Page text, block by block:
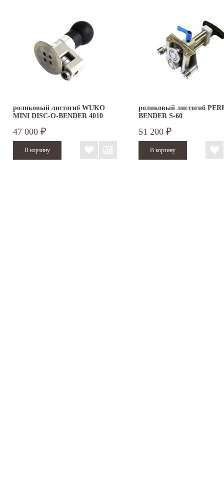
роликовый листогиб WUKO
MINI DISC-O-BENDER 4010
47 000 ₽
роликовый листогиб
BENDER S-60
51 200 ₽